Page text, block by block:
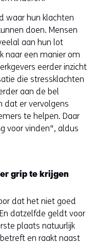
waar hun klachten
doen. Mensen
aan hun lot
naar een manier om
eerder inzicht
die stressklachten
aan de bel
dat er vervolgens
te helpen. Daar
voor vinden", aldus
grip te krijgen
dat het niet goed
datzelfde geldt voor
plaats natuurlijk
en raakt naast